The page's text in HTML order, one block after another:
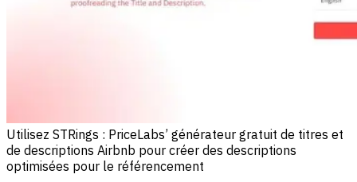
Utilisez STRings : PriceLabs’ générateur gratuit de titres et
de descriptions Airbnb pour créer des descriptions
optimisées pour le référencement